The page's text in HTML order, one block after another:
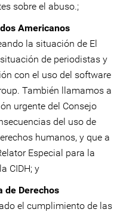
sobre el abuso.;
Americanos
la situación de El
de periodistas y
con el uso del software
También llamamos a
urgente del Consejo
del uso de
humanos, y que a
Especial para la
CIDH; y
de Derechos
el cumplimiento de las